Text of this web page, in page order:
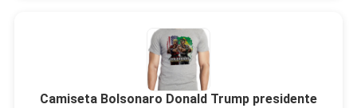
Camiseta Bolsonaro Donald Trump presidente